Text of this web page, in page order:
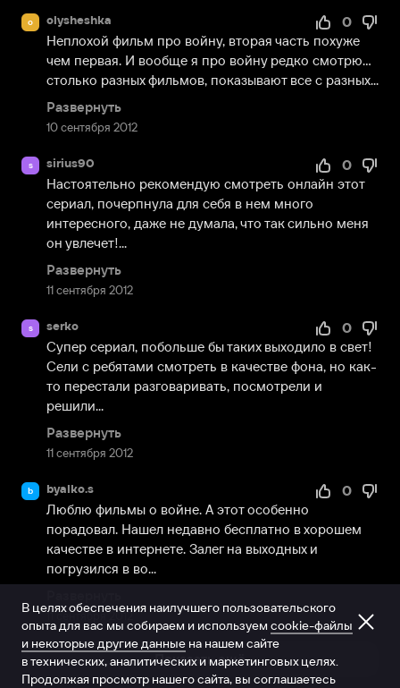
o olysheshka
10 сентября 2012
0
Неплохой фильм про войну, вторая часть похуже
чем первая. И вообще я про войну редко смотрю…
столько разных фильмов, показывают все с разных...
Развернуть
s sirius90
11 сентября 2012
0
Настоятельно рекомендую смотреть онлайн этот
сериал, почерпнула для себя в нем много
интересного, даже не думала, что так сильно меня
он увлечет!...
Развернуть
s serko
11 сентября 2012
0
Супер сериал, побольше бы таких выходило в свет!
Сели с ребятами смотреть в качестве фона, но как-
то перестали разговаривать, посмотрели и
решили...
Развернуть
b byalko.s
11 сентября 2012
0
Люблю фильмы о войне. А этот особенно
порадовал. Нашел недавно бесплатно в хорошем
качестве в интернете. Залег на выходных и
погрузился в во...
Показать ещё
В целях обеспечения наилучшего пользовательского
опыта для вас мы собираем и используем cookie-файлы
и некоторые другие данные на нашем сайте
в технических, аналитических и маркетинговых целях.
Продолжая просмотр нашего сайта, вы соглашаетесь